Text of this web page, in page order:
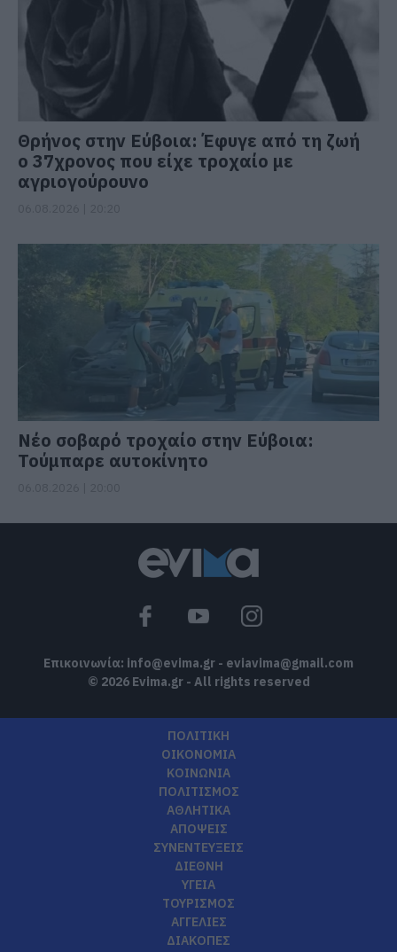
Θρήνος στην Εύβοια: Έφυγε από τη ζωή
ο 37χρονος που είχε τροχαίο με
αγριογούρουνο
Νέο σοβαρό τροχαίο στην Εύβοια:
Τούμπαρε αυτοκίνητο
Επικοινωνία: info@evima.gr - eviavima@gmail.com
© 2026 Evima.gr - All rights reserved
ΠΟΛΙΤΙΚΗ
ΟΙΚΟΝΟΜΙΑ
ΚΟΙΝΩΝΙΑ
ΠΟΛΙΤΙΣΜΟΣ
ΑΘΛΗΤΙΚΑ
ΑΠΟΨΕΙΣ
ΣΥΝΕΝΤΕΥΞΕΙΣ
ΔΙΕΘΝΗ
ΥΓΕΙΑ
ΤΟΥΡΙΣΜΟΣ
ΑΓΓΕΛΙΕΣ
ΔΙΑΚΟΠΕΣ